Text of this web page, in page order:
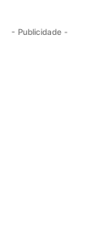
- Publicidade -